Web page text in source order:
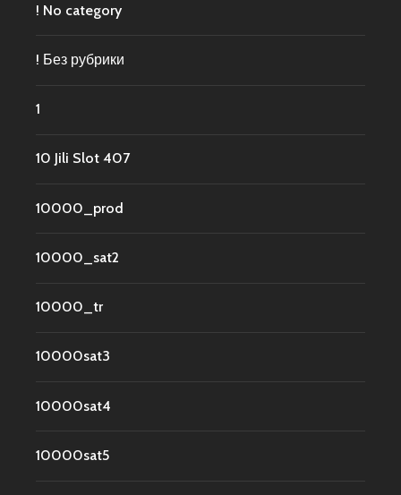
! No category
! Без рубрики
1
10 Jili Slot 407
10000_prod
10000_sat2
10000_tr
10000sat3
10000sat4
10000sat5